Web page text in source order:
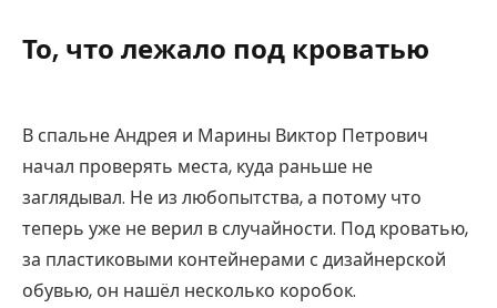
То, что лежало под кроватью
В спальне Андрея и Марины Виктор Петрович
начал проверять места, куда раньше не
заглядывал. Не из любопытства, а потому что
теперь уже не верил в случайности. Под кроватью,
за пластиковыми контейнерами с дизайнерской
обувью, он нашёл несколько коробок.